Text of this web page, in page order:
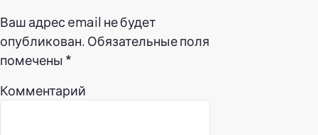
Ваш адрес email не будет
опубликован. Обязательные поля
помечены *
Комментарий